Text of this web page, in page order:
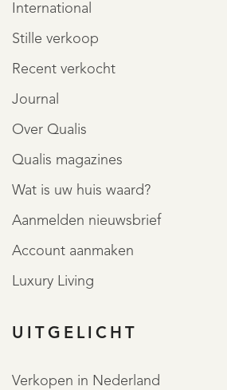
International
Stille verkoop
Recent verkocht
Journal
Over Qualis
Qualis magazines
Wat is uw huis waard?
Aanmelden nieuwsbrief
Account aanmaken
Luxury Living
UITGELICHT
Verkopen in Nederland